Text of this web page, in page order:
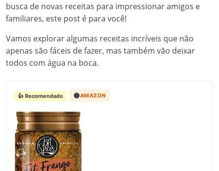
busca de novas receitas para impressionar amigos e
familiares, este post é para você!
Vamos explorar algumas receitas incríveis que não
apenas são fáceis de fazer, mas também vão deixar
todos com água na boca.
👍 Recomendado 🟠AMAZON